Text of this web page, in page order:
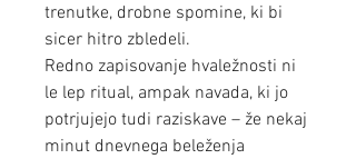
trenutke, drobne spomine, ki bi
sicer hitro zbledeli.
Redno zapisovanje hvaležnosti ni
le lep ritual, ampak navada, ki jo
potrjujejo tudi raziskave – že nekaj
minut dnevnega beleženja